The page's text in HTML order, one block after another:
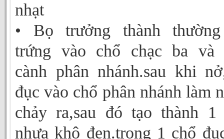
nhạt
• Bọ trưởng thành
trứng vào chổ chạc ba và
cành phân nhánh.sau khi
đục vào chổ phân nhánh làm
chảy ra,sau đó tạo thành 1
nhựa khô đen.trong 1 chổ